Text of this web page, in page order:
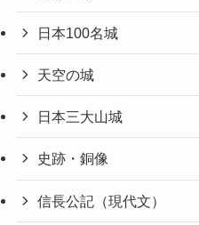
日本100名城
天空の城
日本三大山城
史跡・銅像
信長公記（現代文）